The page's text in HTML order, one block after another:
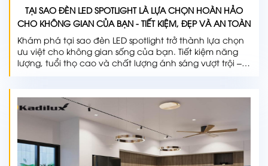
TẠI SAO ĐÈN LED SPOTLIGHT LÀ LỰA CHỌN HOÀN HẢO
CHO KHÔNG GIAN CỦA BẠN - TIẾT KIỆM, ĐẸP VÀ AN TOÀN
Khám phá tại sao đèn LED spotlight trở thành lựa chọn
ưu việt cho không gian sống của bạn. Tiết kiệm năng
lượng, tuổi thọ cao và chất lượng ánh sáng vượt trội –